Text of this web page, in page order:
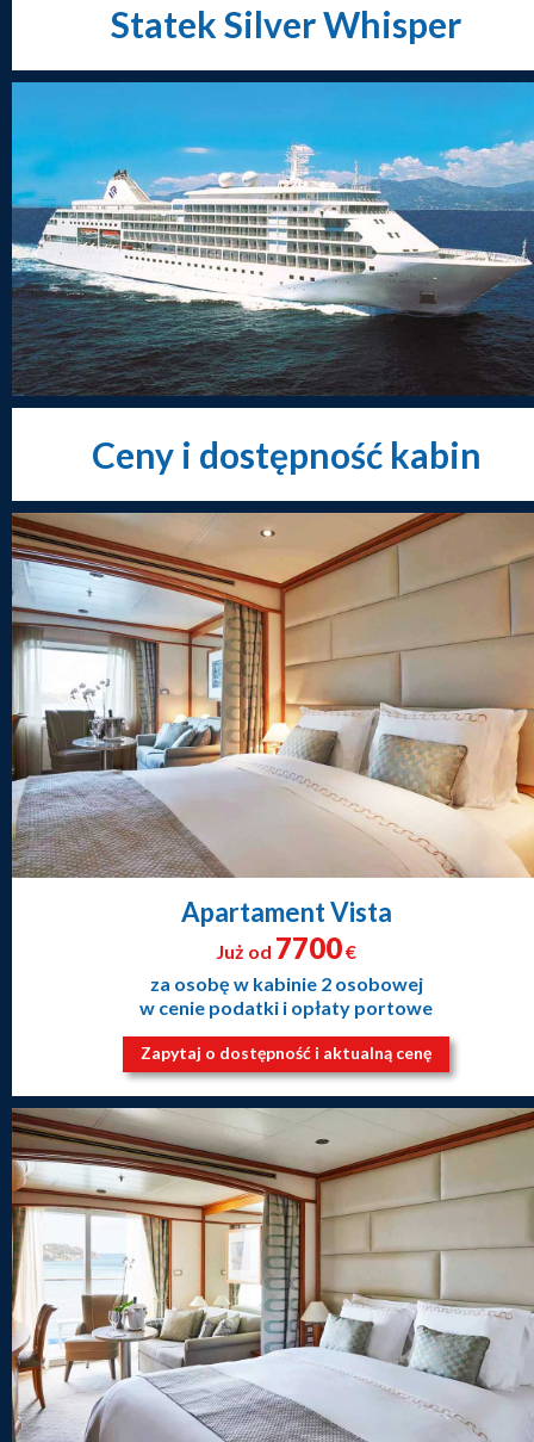
Statek Silver Whisper
Ceny i dostępność kabin
Apartament Vista
Już od 7700€
za osobę w kabinie 2 osobowej
w cenie podatki i opłaty portowe
Zapytaj o dostępność i aktualną cenę